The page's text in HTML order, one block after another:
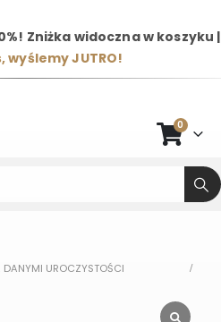
Zniżka widoczna w koszyku |
wyślemy JUTRO!
0
DANYMI UROCZYSTOŚCI